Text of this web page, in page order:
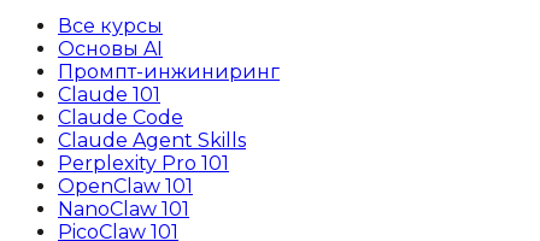
Все курсы
Основы AI
Промпт-инжиниринг
Claude 101
Claude Code
Claude Agent Skills
Perplexity Pro 101
OpenClaw 101
NanoClaw 101
PicoClaw 101